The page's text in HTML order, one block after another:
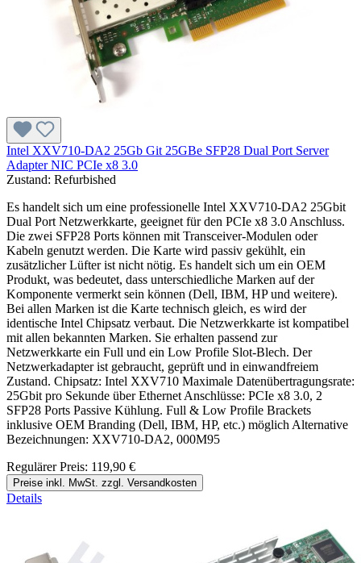
Intel XXV710-DA2 25Gb Git 25GBe SFP28 Dual Port Server
Adapter NIC PCIe x8 3.0
Zustand: Refurbished
Es handelt sich um eine professionelle Intel XXV710-DA2 25Gbit
Dual Port Netzwerkkarte, geeignet für den PCIe x8 3.0 Anschluss.
Die zwei SFP28 Ports können mit Transceiver-Modulen oder
Kabeln genutzt werden. Die Karte wird passiv gekühlt, ein
zusätzlicher Lüfter ist nicht nötig. Es handelt sich um ein OEM
Produkt, was bedeutet, dass unterschiedliche Marken auf der
Komponente vermerkt sein können (Dell, IBM, HP und weitere).
Bei allen Marken ist die Karte technisch gleich, es wird der
identische Intel Chipsatz verbaut. Die Netzwerkkarte ist kompatibel
mit allen bekannten Marken. Sie erhalten passend zur
Netzwerkkarte ein Full und ein Low Profile Slot-Blech. Der
Netzwerkadapter ist gebraucht, geprüft und in einwandfreiem
Zustand. Chipsatz: Intel XXV710 Maximale Datenübertragungsrate:
25Gbit pro Sekunde über Ethernet Anschlüsse: PCIe x8 3.0, 2
SFP28 Ports Passive Kühlung. Full & Low Profile Brackets
inklusive OEM Branding (Dell, IBM, HP, etc.) möglich Alternative
Bezeichnungen: XXV710-DA2, 000M95
Regulärer Preis: 119,90 €
Preise inkl. MwSt. zzgl. Versandkosten
Details